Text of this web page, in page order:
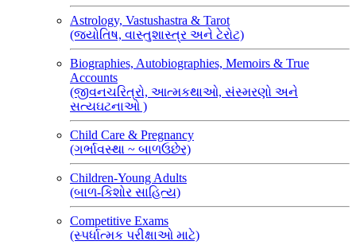
Astrology, Vastushastra & Tarot
(જ્યોતિષ, વાસ્તુશાસ્ત્ર અને ટેરોટ)
Biographies, Autobiographies, Memoirs & True
Accounts
(જીવનચરિત્રો, આત્મકથાઓ, સંસ્મરણો અને
સત્યઘટનાઓ )
Child Care & Pregnancy
(ગર્ભાવસ્થા ~ બાળઉછેર)
Children-Young Adults
(બાળ-કિશોર સાહિત્ય)
Competitive Exams
(સ્પર્ધાત્મક પરીક્ષાઓ માટે)